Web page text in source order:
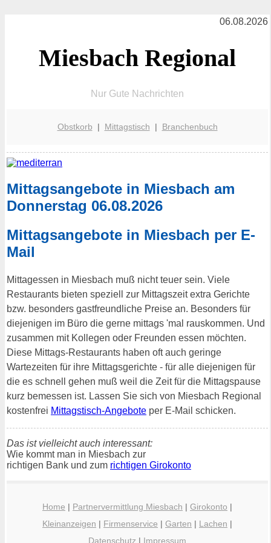
06.08.2026
Miesbach Regional
Nur Gute Nachrichten
Obstkorb | Mittagstisch | Branchenbuch
Mittagsangebote in Miesbach am
Donnerstag 06.08.2026
Mittagsangebote in Miesbach per E-
Mail
Mittagessen in Miesbach muß nicht teuer sein. Viele
Restaurants bieten speziell zur Mittagszeit extra Gerichte
bzw. besonders gastfreundliche Preise an. Besonders für
diejenigen im Büro die gerne mittags 'mal rauskommen. Und
zusammen mit Kollegen oder Freunden essen möchten.
Diese Mittags-Restaurants haben oft auch geringe
Wartezeiten für ihre Mittagsgerichte - für alle diejenigen für
die es schnell gehen muß weil die Zeit für die Mittagspause
kurz bemessen ist. Lassen Sie sich von Miesbach Regional
kostenfrei Mittagstisch-Angebote per E-Mail schicken.
Das ist vielleicht auch interessant:
Wie kommt man in Miesbach zur
richtigen Bank und zum richtigen Girokonto
Home | Partnervermittlung Miesbach | Girokonto |
Kleinanzeigen | Firmenservice | Garten | Lachen |
Datenschutz | Impressum